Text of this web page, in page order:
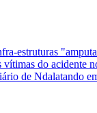
estruturas
vítimas do acidente
de Ndalatando